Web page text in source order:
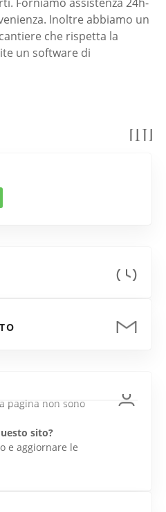
Inoltre abbiamo un
che rispetta la
un software di
pagina non sono
sito?
e aggiornare le